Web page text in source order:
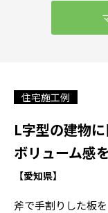
住宅施工例
L字型の建物
ボリューム感
【愛知県】
斧で手割りした板